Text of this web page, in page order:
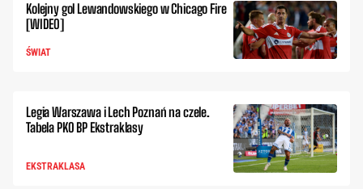
Kolejny gol Lewandowskiego w Chicago Fire
[WIDEO]
ŚWIAT
Legia Warszawa i Lech Poznań na czele.
Tabela PKO BP Ekstraklasy
EKSTRAKLASA